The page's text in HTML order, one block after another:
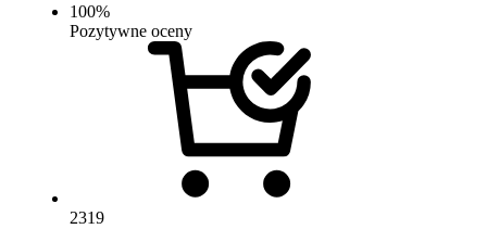
100%
Pozytywne oceny
2319